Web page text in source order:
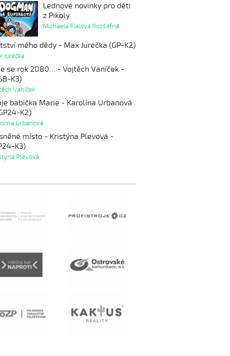
Lednové novinky pro děti
z Pikoly
Michaela Fialová Rozšafná
mého dědy - Max Jurečka (GP-K2)
Jurečka
se rok 2080… - Vojtěch Vaníček -
K3)
Vaníček
babička Marie - Karolína Urbanová
K2)
Urbanová
místo - Kristýna Plevová -
K3)
Plevová